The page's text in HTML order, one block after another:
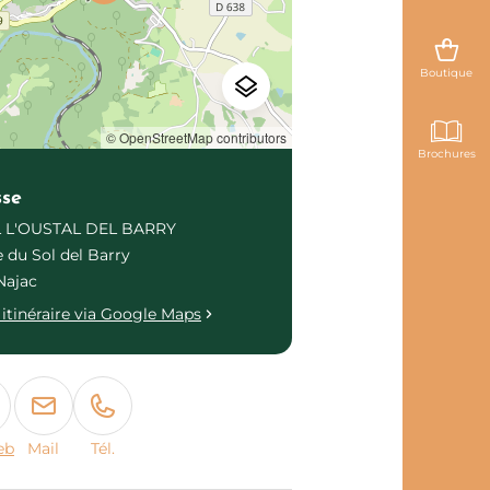
Boutique
Brochures
© OpenStreetMap contributors
L'OUSTAL DEL BARRY
du Sol del Barry
via Google Maps
Mail Tél.